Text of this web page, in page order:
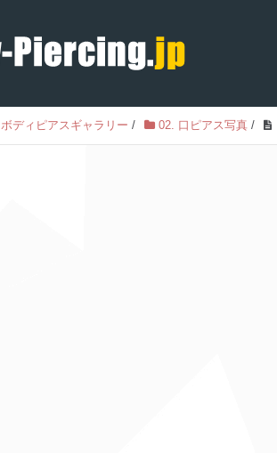
ボディピアスギャラリー / 02. 口ピアス写真 /